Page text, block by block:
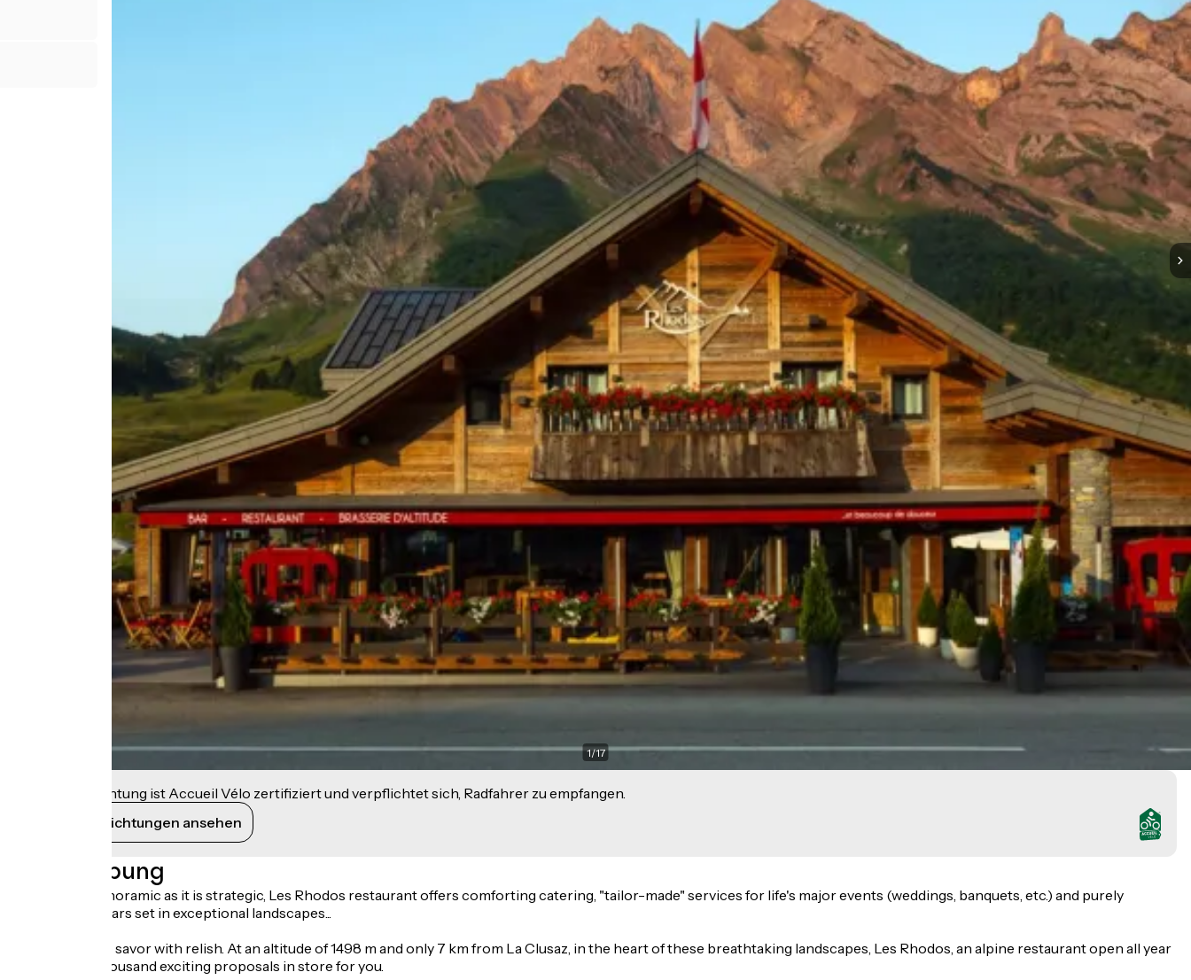
1/17
Diese Einrichtung ist Accueil Vélo zertifiziert und verpflichtet sich, Radfahrer zu empfangen.
Ihre Verpflichtungen ansehen
Beschreibung
On a site as panoramic as it is strategic, Les Rhodos restaurant offers comforting catering, "tailor-made" services for life's major events (weddings, banquets, etc.) and purely
escapist seminars set in exceptional landscapes...
An overview to savor with relish. At an altitude of 1498 m and only 7 km from La Clusaz, in the heart of these breathtaking landscapes, Les Rhodos, an alpine restaurant open all year
round, has a thousand exciting proposals in store for you.